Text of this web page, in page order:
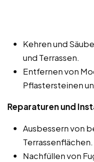
Kehren und
und Terrassen.
Entfernen von
Pflastersteinen
Reparaturen und
Ausbessern von
Terrassenflächen.
Nachfüllen von